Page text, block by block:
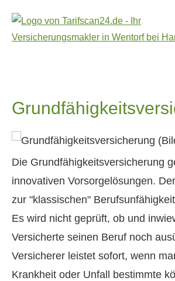
Die Grundfähigkeitsversicherung
innovativen Vorsorgelösungen.
zur "klassischen"
Es wird nicht geprüft, ob und
Versicherte seinen Beruf noch
Versicherer leistet sofort, wenn
Krankheit oder Unfall bestimmte